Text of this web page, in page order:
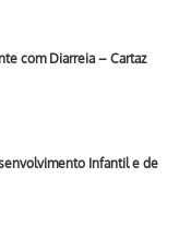
com Diarreia – Cartaz
Infantil e de